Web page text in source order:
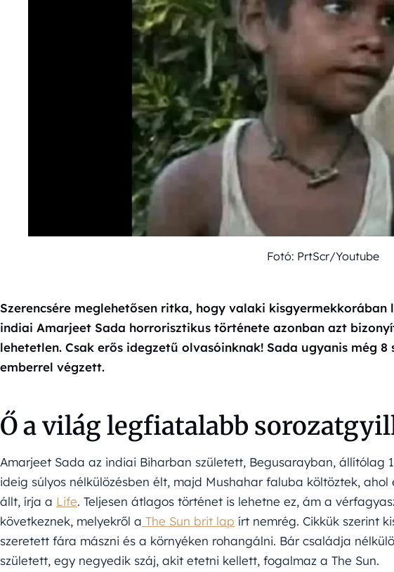
Fotó: PrtScr/Youtube
Szerencsére meglehetősen ritka, hogy valaki kisgyermekkorában
indiai Amarjeet Sada horrorisztikus története azonban azt
lehetetlen. Csak erős idegzetű olvasóinknak! Sada ugyanis még
emberrel végzett.
Ő a világ legfiatalabb
Amarjeet Sada az indiai Biharban született, Begusarayban, állítólag
ideig súlyos nélkülözésben élt, majd Mushahar faluba költöztek,
állt, írja a Life. Teljesen átlagos történet is lehetne ez, ám a
következnek, melyekről a The Sun brit lap írt nemrég. Cikkük szerint
szeretett fára mászni és a környéken rohangálni. Bár családja
született, egy negyedik száj, akit etetni kellett, fogalmaz a The Sun.